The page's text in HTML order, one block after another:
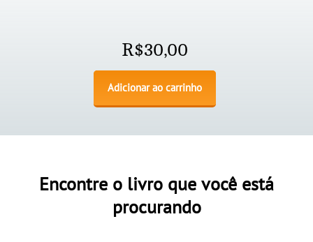
R$30,00
Adicionar ao carrinho
Encontre o livro que você está
procurando